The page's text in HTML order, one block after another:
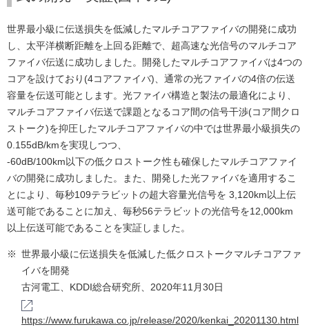
世界最小級に伝送損失を低減したマルチコアファイバの開発に成功
し、太平洋横断距離を上回る距離で、超高速な光信号のマルチコア
ファイバ伝送に成功しました。開発したマルチコアファイバは4つの
コアを設けており(4コアファイバ)、通常の光ファイバの4倍の伝送
容量を伝送可能とします。光ファイバ構造と製法の最適化により、
マルチコアファイバ伝送で課題となるコア間の信号干渉(コア間クロ
ストーク)を抑圧したマルチコアファイバの中では世界最小級損失の
0.155dB/kmを実現しつつ、
-60dB/100km以下の低クロストーク性も確保したマルチコアファイ
バの開発に成功しました。また、開発した光ファイバを適用するこ
とにより、毎秒109テラビットの超大容量光信号を 3,120km以上伝
送可能であることに加え、毎秒56テラビットの光信号を12,000km
以上伝送可能であることを実証しました。
※ 世界最小級に伝送損失を低減した低クロストークマルチコアファ
イバを開発
古河電工、KDDI総合研究所、2020年11月30日
https://www.furukawa.co.jp/release/2020/kenkai_20201130.html